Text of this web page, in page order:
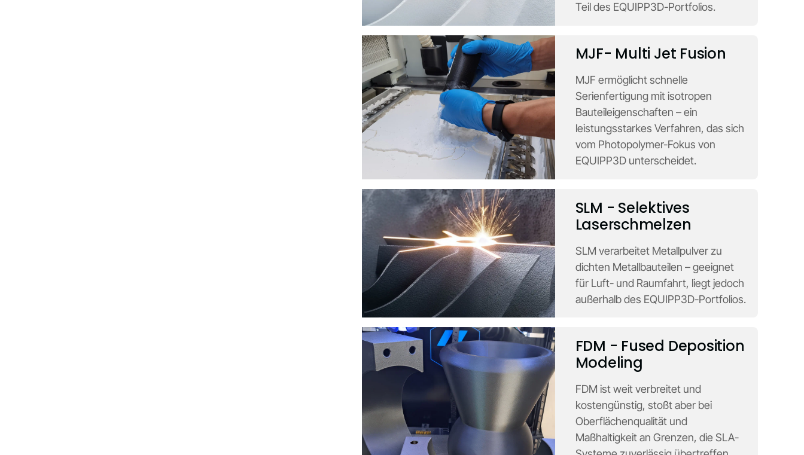
Teil des EQUIPP3D-Portfolios.
MJF- Multi Jet Fusion
MJF ermöglicht schnelle
Serienfertigung mit isotropen
Bauteileigenschaften – ein
leistungsstarkes Verfahren, das sich
vom Photopolymer-Fokus von
EQUIPP3D unterscheidet.
SLM - Selektives
Laserschmelzen
SLM verarbeitet Metallpulver zu
dichten Metallbauteilen – geeignet
für Luft- und Raumfahrt, liegt jedoch
außerhalb des EQUIPP3D-Portfolios.
FDM - Fused Deposition
Modeling
FDM ist weit verbreitet und
kostengünstig, stoßt aber bei
Oberflächenqualität und
Maßhaltigkeit an Grenzen, die SLA-